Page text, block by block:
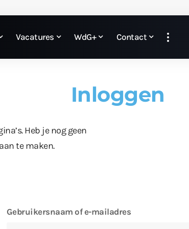
Vacatures WdG+ Contact
Inloggen
Heb je nog geen
te maken.
Gebruikersnaam of e-mailadres